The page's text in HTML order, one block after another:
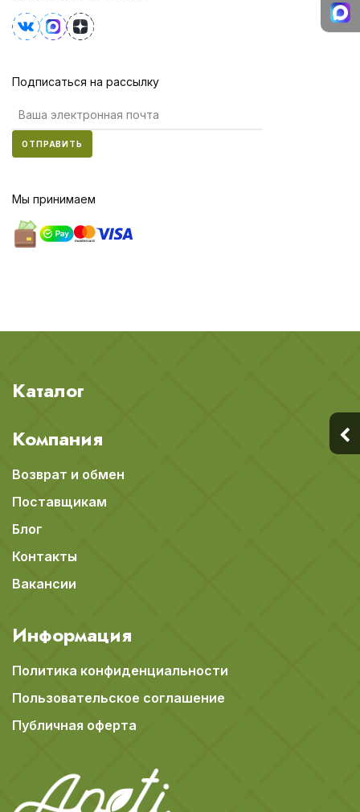
Подписаться на рассылку
ОТПРАВИТЬ
Мы принимаем
Каталог
Компания
Возврат и обмен
Поставщикам
Блог
Контакты
Вакансии
Информация
Политика конфиденциальности
Пользовательское соглашение
Публичная оферта